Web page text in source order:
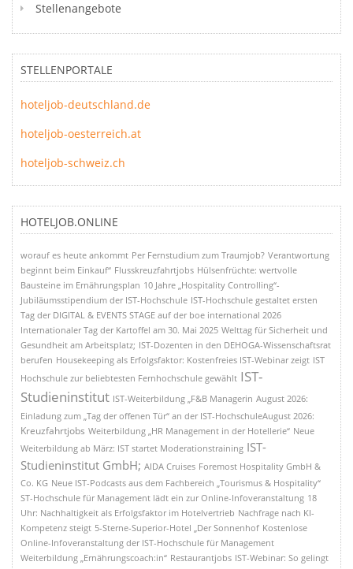
Stellenangebote
STELLENPORTALE
hoteljob-deutschland.de
hoteljob-oesterreich.at
hoteljob-schweiz.ch
HOTELJOB.ONLINE
worauf es heute ankommt Per Fernstudium zum Traumjob? Verantwortung
beginnt beim Einkauf“ Flusskreuzfahrtjobs Hülsenfrüchte: wertvolle
Bausteine im Ernährungsplan 10 Jahre „Hospitality Controlling“-
Jubiläumsstipendium der IST-Hochschule IST-Hochschule gestaltet ersten
Tag der DIGITAL & EVENTS STAGE auf der boe international 2026
Internationaler Tag der Kartoffel am 30. Mai 2025 Welttag für Sicherheit und
Gesundheit am Arbeitsplatz; IST-Dozenten in den DEHOGA-Wissenschaftsrat
berufen Housekeeping als Erfolgsfaktor: Kostenfreies IST-Webinar zeigt IST
Hochschule zur beliebtesten Fernhochschule gewählt IST-
Studieninstitut IST-Weiterbildung „F&B Managerin August 2026:
Einladung zum „Tag der offenen Tür“ an der IST-HochschuleAugust 2026:
Kreuzfahrtjobs Weiterbildung „HR Management in der Hotellerie“ Neue
Weiterbildung ab März: IST startet Moderationstraining IST-
Studieninstitut GmbH; AIDA Cruises Foremost Hospitality GmbH &
Co. KG Neue IST-Podcasts aus dem Fachbereich „Tourismus & Hospitality“
ST-Hochschule für Management lädt ein zur Online-Infoveranstaltung 18
Uhr: Nachhaltigkeit als Erfolgsfaktor im Hotelvertrieb Nachfrage nach KI-
Kompetenz steigt 5-Sterne-Superior-Hotel „Der Sonnenhof Kostenlose
Online-Infoveranstaltung der IST-Hochschule für Management
Weiterbildung „Ernährungscoach:in“ Restaurantjobs IST-Webinar: So gelingt